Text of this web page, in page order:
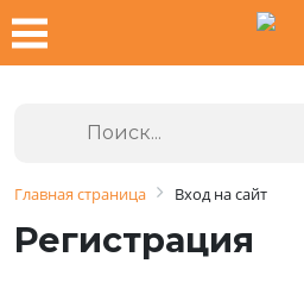
Главная страница Вход на сайт
Регистрация